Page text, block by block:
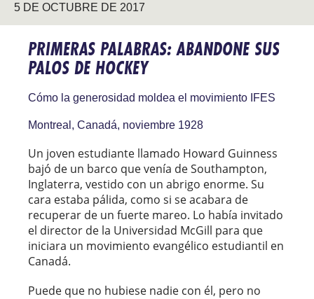
5 DE OCTUBRE DE 2017
PRIMERAS PALABRAS: ABANDONE SUS
PALOS DE HOCKEY
Cómo la generosidad moldea el movimiento IFES
Montreal, Canadá, noviembre 1928
Un joven estudiante llamado Howard Guinness
bajó de un barco que venía de Southampton,
Inglaterra, vestido con un abrigo enorme. Su
cara estaba pálida, como si se acabara de
recuperar de un fuerte mareo. Lo había invitado
el director de la Universidad McGill para que
iniciara un movimiento evangélico estudiantil en
Canadá.
Puede que no hubiese nadie con él, pero no